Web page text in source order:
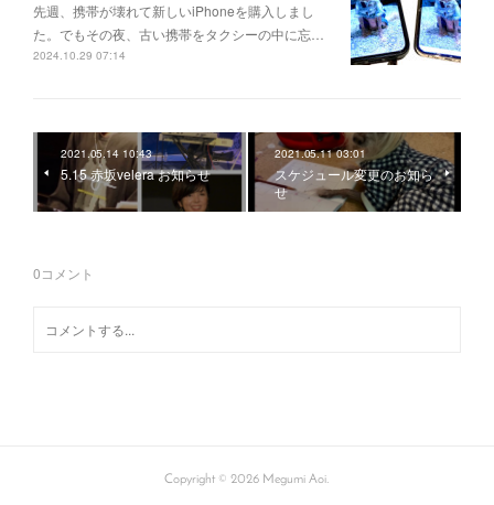
先週、携帯が壊れて新しいiPhoneを購入しまし
た。でもその夜、古い携帯をタクシーの中に忘…
2024.10.29 07:14
2021.05.14 10:43
5.15 赤坂velera お知らせ
2021.05.11 03:01
スケジュール変更のお知ら
せ
0コメント
Copyright © 2026 Megumi Aoi.